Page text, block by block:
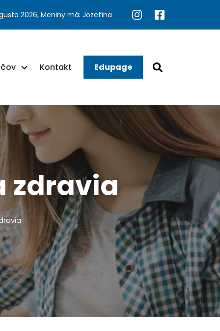
2026, Meniny má: Jozefína
Kontakt Edupage
zdravia